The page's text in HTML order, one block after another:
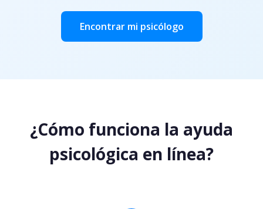
Encontrar mi psicólogo
¿Cómo funciona la ayuda
psicológica en línea?